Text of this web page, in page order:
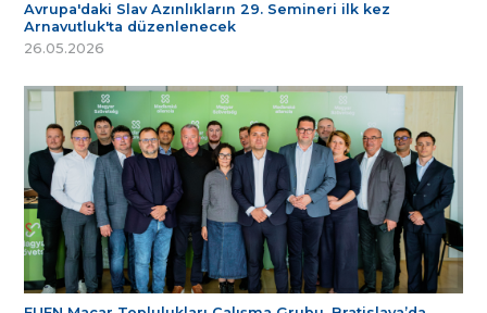
Avrupa'daki Slav Azınlıkların 29. Semineri ilk kez
Arnavutluk'ta düzenlenecek
26.05.2026